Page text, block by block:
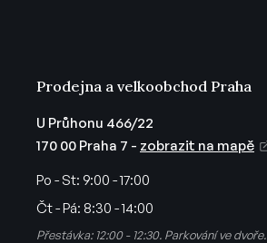
Prodejna a velkoobchod Praha
U Průhonu 466/22
170 00 Praha 7 - zobrazit na mapě
Po - St: 9:00 - 17:00
Čt - Pá: 8:30 - 14:00
Přestávka: 12:00 - 12:30. Parkování ve dvoře.